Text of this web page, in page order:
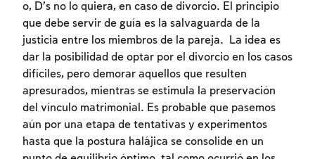
o, D’s no lo quiera, en caso de divorcio. El principio
que debe servir de guía es la salvaguarda de la
justicia entre los miembros de la pareja. La idea es
dar la posibilidad de optar por el divorcio en los casos
difíciles, pero demorar aquellos que resulten
apresurados, mientras se estimula la preservación
del vínculo matrimonial. Es probable que pasemos
aún por una etapa de tentativas y experimentos
hasta que la postura halájica se consolide en un